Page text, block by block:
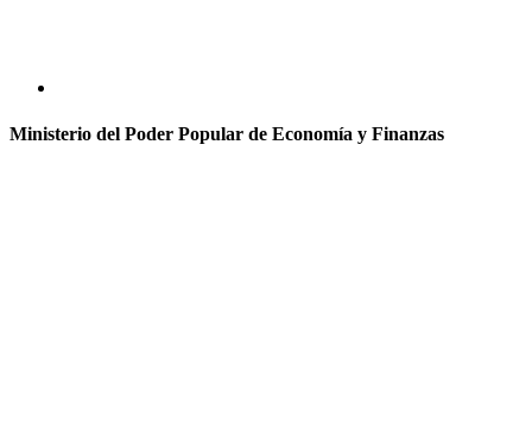
Ministerio del Poder Popular de Economía y Finanzas